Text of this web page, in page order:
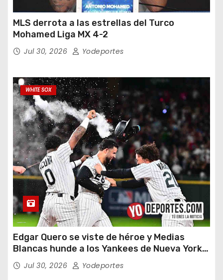
MLS derrota a las estrellas del Turco
Mohamed Liga MX 4-2
Jul 30, 2026 Yodeportes
WHITE SOX
Edgar Quero se viste de héroe y Medias
Blancas hunde a los Yankees de Nueva York
en doce entradas
Jul 30, 2026 Yodeportes